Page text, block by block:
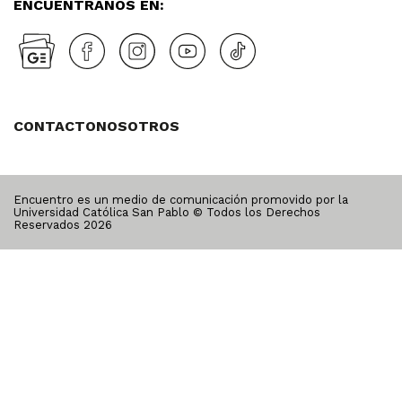
ENCUÉNTRANOS EN:
CONTACTONOSOTROS
Encuentro es un medio de comunicación promovido por la
Universidad Católica San Pablo © Todos los Derechos
Reservados 2026